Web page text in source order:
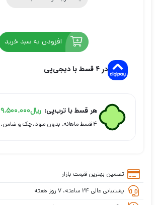
افزودن به سبد خرید
در ۴ قسط با دیجی‌پی
هر قسط با ترب‌پی: ریال9.500.000
۴ قسط ماهانه. بدون سود، چک و ضامن.
تضمین بهترین قیمت بازار
پشتیبانی عالی ۲۴ ساعته، ۷ روز هفته